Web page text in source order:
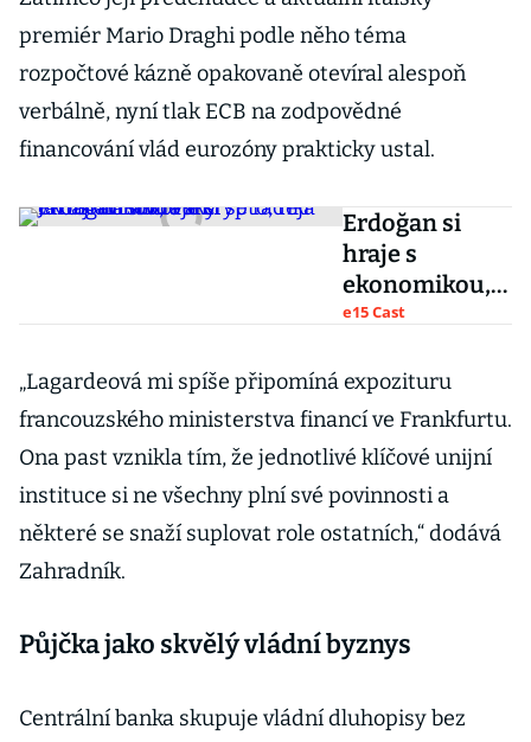
premiér Mario Draghi podle něho téma
rozpočtové kázně opakovaně otevíral alespoň
verbálně, nyní tlak ECB na zodpovědné
financování vlád eurozóny prakticky ustal.
Erdoğan si
hraje s
ekonomikou,
Turci se raději
a krypto, říká
Jaroslav
e15 Cast
„Lagardeová mi spíše připomíná expozituru
francouzského ministerstva financí ve Frankfurtu.
Ona past vznikla tím, že jednotlivé klíčové unijní
instituce si ne všechny plní své povinnosti a
některé se snaží suplovat role ostatních,“ dodává
Zahradník.
Půjčka jako skvělý vládní byznys
Centrální banka skupuje vládní dluhopisy bez